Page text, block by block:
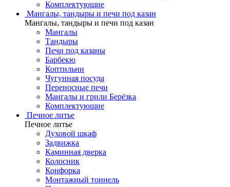
Комплектующие
Мангалы, тандыры и печи под казан
Мангалы, тандыры и печи под казан
Мангалы
Тандыры
Печи под казаны
Барбекю
Коптильни
Чугунная посуда
Переносные печи
Мангалы и грили Берёзка
Комплектующие
Печное литье
Печное литье
Духовой шкаф
Задвижка
Каминная дверка
Колосник
Конфорка
Монтажный тоннель